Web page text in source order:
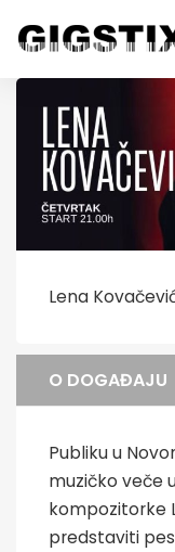
Lena
O DOGAĐAJU
Publiku u
muzičko veče
kompozitorke
predstaviti